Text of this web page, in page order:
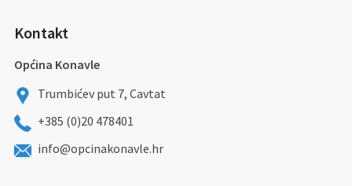
Kontakt
Općina Konavle
Trumbićev put 7, Cavtat
+385 (0)20 478401
info@opcinakonavle.hr